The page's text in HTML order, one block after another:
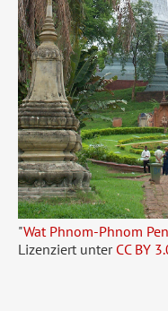
"Wat Phnom-Phnom
Lizenziert unter CC BY